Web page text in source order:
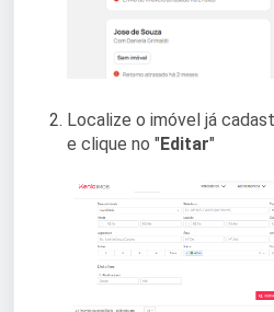
Localize o imóvel já
e clique no "Editar"